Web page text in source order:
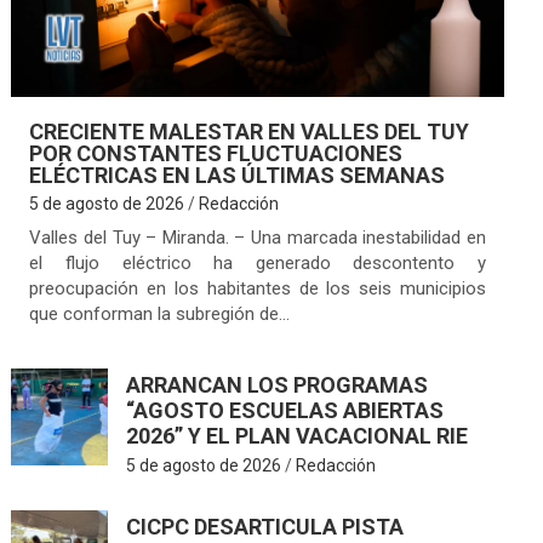
CRECIENTE MALESTAR EN VALLES DEL TUY
POR CONSTANTES FLUCTUACIONES
ELÉCTRICAS EN LAS ÚLTIMAS SEMANAS
5 de agosto de 2026 Redacción
Valles del Tuy – Miranda. – Una marcada inestabilidad en
el flujo eléctrico ha generado descontento y
preocupación en los habitantes de los seis municipios
que conforman la subregión de…
ARRANCAN LOS PROGRAMAS
“AGOSTO ESCUELAS ABIERTAS
2026” Y EL PLAN VACACIONAL RIE
5 de agosto de 2026 Redacción
CICPC DESARTICULA PISTA